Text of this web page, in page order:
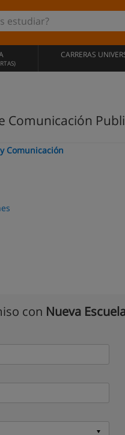
CARRERAS
Comunicación
Comunicación
con Nueva